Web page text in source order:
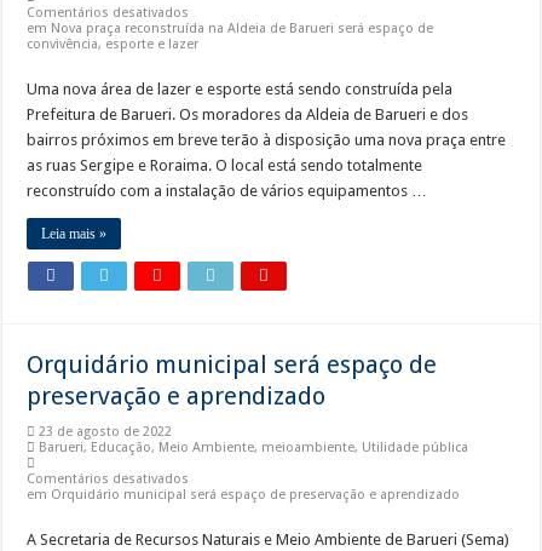
Comentários desativados
em Nova praça reconstruída na Aldeia de Barueri será espaço de
convivência, esporte e lazer
Uma nova área de lazer e esporte está sendo construída pela
Prefeitura de Barueri. Os moradores da Aldeia de Barueri e dos
bairros próximos em breve terão à disposição uma nova praça entre
as ruas Sergipe e Roraima. O local está sendo totalmente
reconstruído com a instalação de vários equipamentos …
Leia mais »
Orquidário municipal será espaço de
preservação e aprendizado
23 de agosto de 2022
Barueri, Educação, Meio Ambiente, meioambiente, Utilidade pública
Comentários desativados
em Orquidário municipal será espaço de preservação e aprendizado
A Secretaria de Recursos Naturais e Meio Ambiente de Barueri (Sema)